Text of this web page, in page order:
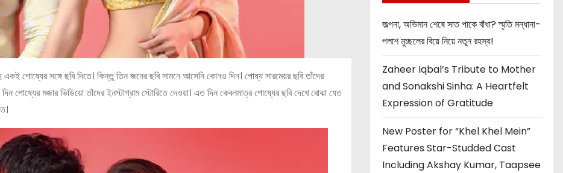
পোষ্যের সঙ্গে ছবি দিতে। কিন্তু তিন জনের ছবি সামনে আসেনি কোনও দিন। পোষ্য সারমেয়র ছবি তাঁদের
পোষ্যের মজার ভিডিয়ো তাঁদের ইনস্টাগ্রাম স্টোরিতে দেওয়া। এত দিন কেবলমাত্র পোষ্যের ছবি দেখে বোঝা যেত
জল্পনা, অভিমান শেষে সাত পাকে বাঁধা? স্মৃতি মন্ধানা-
পলাশ মুচ্ছলের বিয়ে নিয়ে নতুন রহস্য!
Zaheer Iqbal’s Tribute to Mother
and Sonakshi Sinha: A Heartfelt
Expression of Gratitude
New Poster for “Khel Khel Mein”
Features Star-Studded Cast
Including Akshay Kumar, Taapsee